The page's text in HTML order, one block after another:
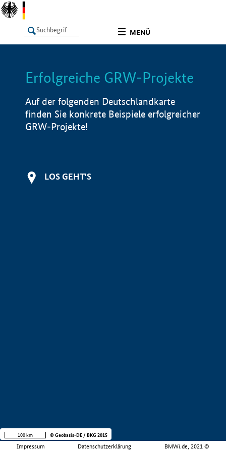
MENÜ
LISTE Info
Erfolgreiche GRW-Projekte
Auf der folgenden Deutschlandkarte
finden Sie konkrete Beispiele erfolgreicher
GRW-Projekte!
LOS GEHT'S
Impressum Datenschutzerklärung BMWi.de, 2021 ©
100 km © Geobasis-DE / BKG 2015